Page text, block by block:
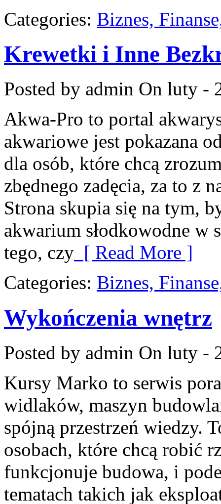
Categories: Biznes,
Krewetki i Inne
Posted by admin On luty -
Akwa-Pro to portal
akwariowe jest pokazana
dla osób, które chcą
zbędnego zadęcia, za to z
Strona skupia się na tym,
akwarium słodkowodne w
tego, czy [ Read More ]
Categories: Biznes,
Wykończenia wnętrz
Posted by admin On luty -
Kursy Marko to serwis
widlaków, maszyn
spójną przestrzeń wiedzy.
osobach, które chcą robić
funkcjonuje budowa, i
tematach takich jak